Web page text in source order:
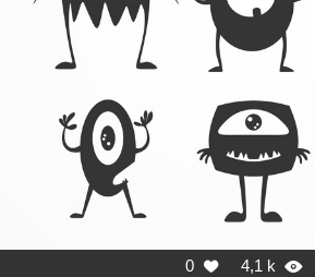
0  4,1 k 